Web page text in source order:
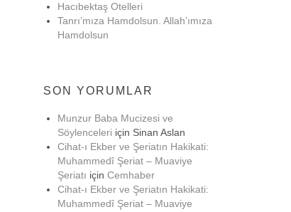
Hacıbektaş Otelleri
Tanrı’mıza Hamdolsun. Allah’ımıza
Hamdolsun
SON YORUMLAR
Munzur Baba Mucizesi ve
Söylenceleri için Sinan Aslan
Cihat-ı Ekber ve Şeriatın Hakikati:
Muhammedî Şeriat – Muaviye
Şeriatı için Cemhaber
Cihat-ı Ekber ve Şeriatın Hakikati:
Muhammedî Şeriat – Muaviye